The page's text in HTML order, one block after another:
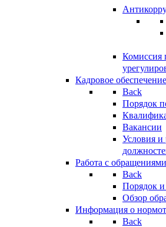
Комиссия
Кадровое обеспечение
Back
Порядок
Вакансии
Условия и
Работа с обращениями
Back
Порядок
Обзор
Информация о
Back